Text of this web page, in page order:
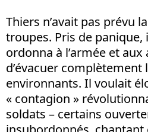
Thiers n’avait pas prévu
troupes. Pris de panique,
ordonna à l’armée et
d’évacuer complètement
environnants. Il voulait
« contagion »
soldats – certains